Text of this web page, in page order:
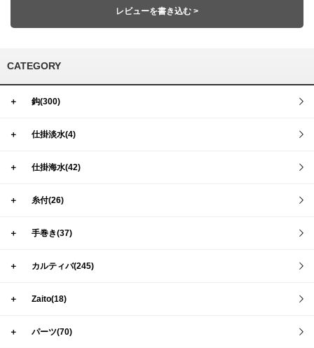
レビューを書き込む >
CATEGORY
＋ 鈎(300)
＋ 仕掛淡水(4)
＋ 仕掛海水(42)
＋ 糸付(26)
＋ 手巻き(37)
＋ カルティバ(245)
＋ Zaito(18)
＋ パーツ(70)